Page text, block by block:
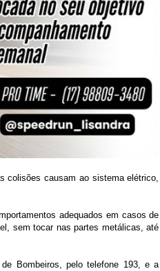
colisões causam ao sistema elétrico,
adequados em casos de
sem tocar nas partes metálicas, até
Bombeiros, pelo telefone 193, e a